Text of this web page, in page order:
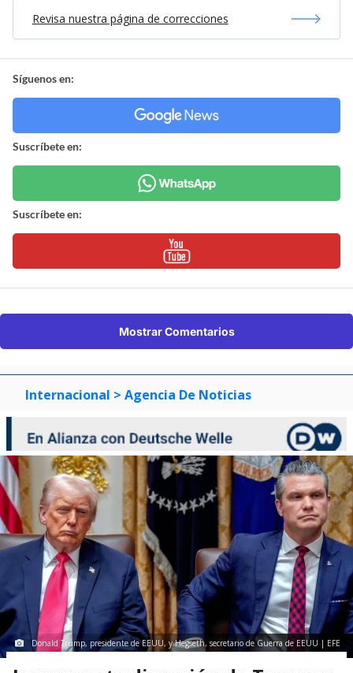
Revisa nuestra página de correcciones
Síguenos en:
Suscríbete en:
Suscríbete en:
Mostrar Comentarios
Internacional > Agencia De Noticias
Donald Trump, presidente de EEUU, y Hegseth, secretario de Guerra de EEUU | EFE